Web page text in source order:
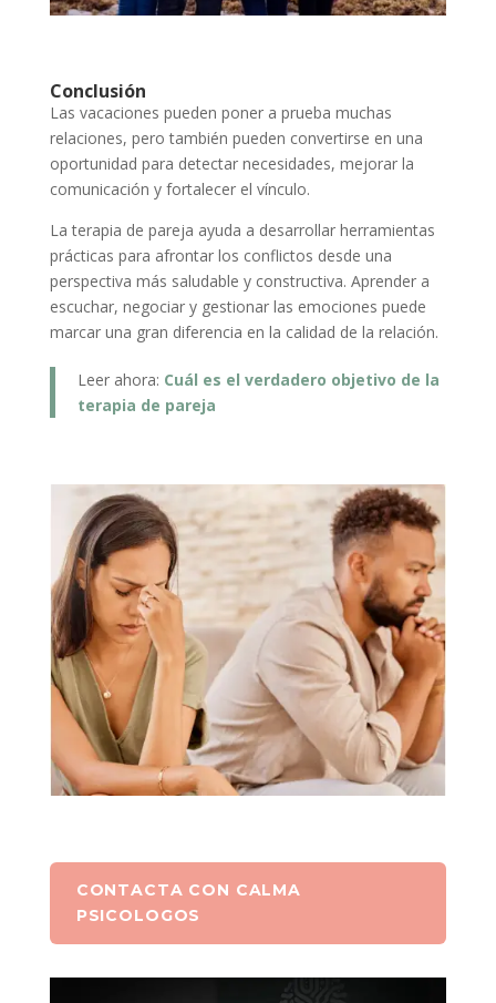
Conclusión
Las vacaciones pueden poner a prueba muchas
relaciones, pero también pueden convertirse en una
oportunidad para detectar necesidades, mejorar la
comunicación y fortalecer el vínculo.
La terapia de pareja ayuda a desarrollar herramientas
prácticas para afrontar los conflictos desde una
perspectiva más saludable y constructiva. Aprender a
escuchar, negociar y gestionar las emociones puede
marcar una gran diferencia en la calidad de la relación.
Leer ahora: Cuál es el verdadero objetivo de la
terapia de pareja
CONTACTA CON CALMA
PSICOLOGOS